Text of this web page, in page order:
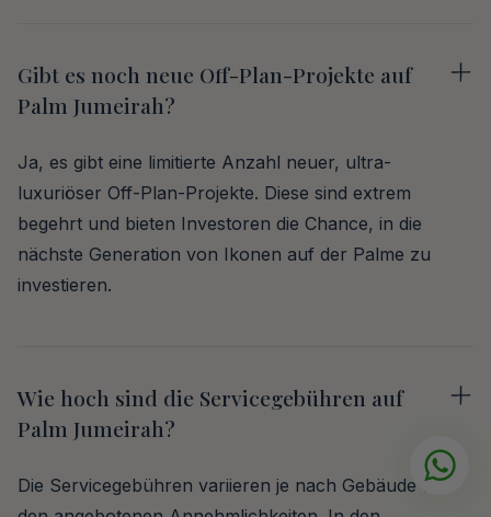
Gibt es noch neue Off-Plan-Projekte auf
Palm Jumeirah?
Ja, es gibt eine limitierte Anzahl neuer, ultra-
luxuriöser Off-Plan-Projekte. Diese sind extrem
begehrt und bieten Investoren die Chance, in die
nächste Generation von Ikonen auf der Palme zu
investieren.
Wie hoch sind die Servicegebühren auf
Palm Jumeirah?
Die Servicegebühren variieren je nach Gebäude und